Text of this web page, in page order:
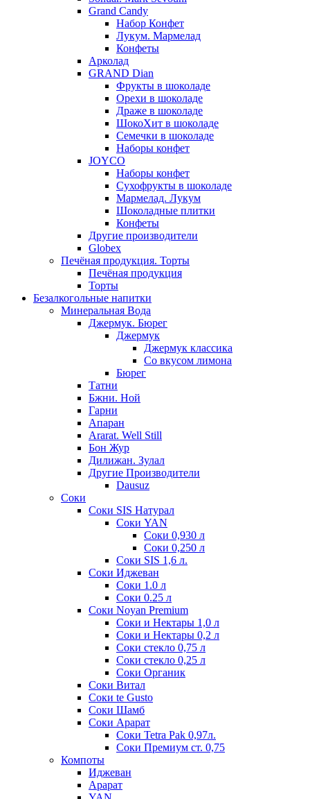
Grand Candy
Набор Конфет
Лукум. Мармелад
Конфеты
Арколад
GRAND Dian
Фрукты в шоколаде
Орехи в шоколаде
Драже в шоколаде
ШокоХит в шоколаде
Семечки в шоколаде
Наборы конфет
JOYCO
Наборы конфет
Сухофрукты в шоколаде
Мармелад. Лукум
Шоколадные плитки
Конфеты
Другие производители
Globex
Печёная продукция. Торты
Печёная продукция
Торты
Безалкогольные напитки
Минеральная Вода
Джермук. Бюрег
Джермук
Джермук классика
Со вкусом лимона
Бюрег
Татни
Бжни. Ной
Гарни
Апаран
Ararat. Well Still
Бон Жур
Дилижан. Зулал
Другие Производители
Dausuz
Соки
Соки SIS Натурал
Соки YAN
Соки 0,930 л
Соки 0,250 л
Соки SIS 1,6 л.
Соки Иджеван
Соки 1.0 л
Соки 0.25 л
Соки Noyan Premium
Соки и Нектары 1,0 л
Соки и Нектары 0,2 л
Соки стекло 0,75 л
Соки стекло 0,25 л
Соки Органик
Соки Витал
Соки te Gusto
Соки Шамб
Соки Арарат
Соки Tetra Pak 0,97л.
Соки Премиум ст. 0,75
Компоты
Иджеван
Арарат